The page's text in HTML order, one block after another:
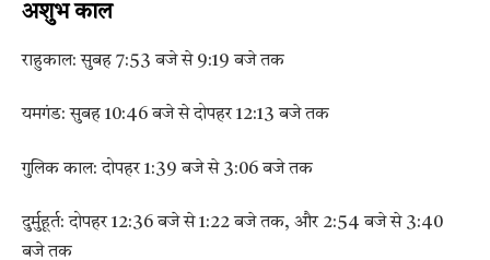
अशुभ काल
राहुकाल: सुबह 7:53 बजे से 9:19 बजे तक
यमगंड: सुबह 10:46 बजे से दोपहर 12:13 बजे तक
गुलिक काल: दोपहर 1:39 बजे से 3:06 बजे तक
दुर्मुहूर्त: दोपहर 12:36 बजे से 1:22 बजे तक, और 2:54 बजे से 3:40
बजे तक